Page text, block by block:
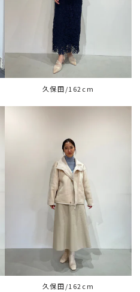
久保田/162cm
久保田/162cm